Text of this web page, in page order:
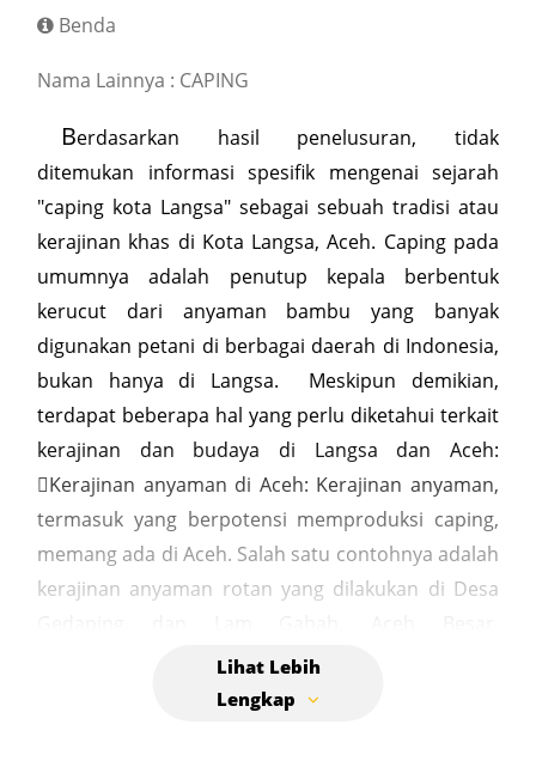
Benda
Nama Lainnya : CAPING
Berdasarkan hasil penelusuran, tidak
ditemukan informasi spesifik mengenai sejarah
"caping kota Langsa" sebagai sebuah tradisi atau
kerajinan khas di Kota Langsa, Aceh. Caping pada
umumnya adalah penutup kepala berbentuk
kerucut dari anyaman bambu yang banyak
digunakan petani di berbagai daerah di Indonesia,
bukan hanya di Langsa. Meskipun demikian,
terdapat beberapa hal yang perlu diketahui terkait
kerajinan dan budaya di Langsa dan Aceh:
Kerajinan anyaman di Aceh: Kerajinan anyaman,
termasuk yang berpotensi memproduksi caping,
memang ada di Aceh. Salah satu contohnya adalah
kerajinan anyaman rotan yang dilakukan di Desa
Keberadaan pengrajin di Langsa: Di Kota Langsa
sendiri, diketahui ada beberapa pengrajin